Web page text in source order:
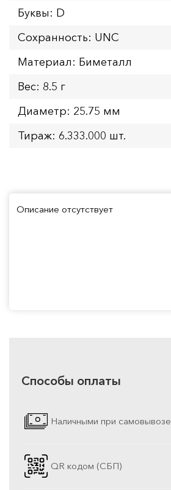
Буквы: D
Сохранность: UNC
Материал: Биметалл
Вес: 8.5 г
Диаметр: 25.75 мм
Тираж: 6.333.000 шт.
Описание отсутствует
Способы оплаты
Наличными при самовывозе
QR кодом (СБП)